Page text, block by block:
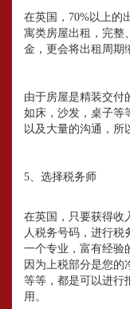
在英国，70%以上的
寓类房屋出租，完整
金，更会将出租周期
由于房屋是精装交付
如床，沙发，桌子等
以及大量的沟通，所
5、选择税务师
在英国，只要获得收
人税务号码，进行
一个专业，富有经验
因为上税部分是您的
等等，都是可以进行
用。